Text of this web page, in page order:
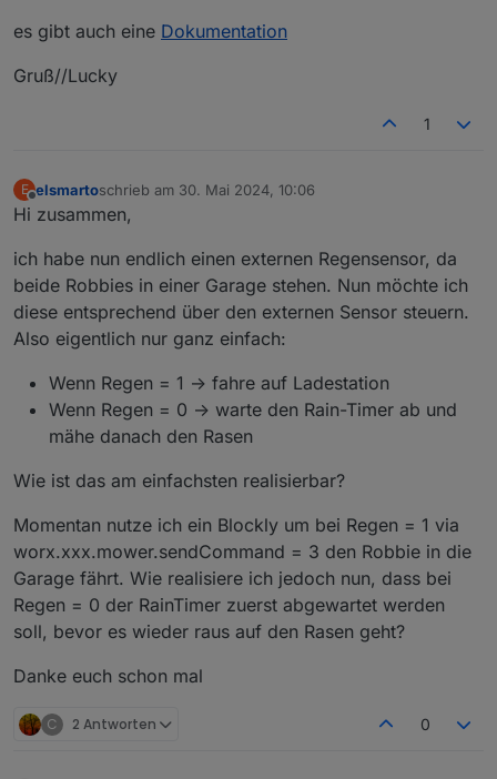
"write" : true,
"states"
"5": "Wi-Fi Lock",
"6"
"8": "Pause over border",
"9": "safe homing",
"100": "Pairing command" ,
"103": "Start driving"
}
}
}
es gibt auch eine Dokumentation
Gruß//Lucky
1
E elsmartoschrieb am 30. Mai 2024, 10:06
zuletzt editiert von
Hi zusammen,
ich habe nun endlich einen externen Regensensor, da
beide Robbies in einer Garage stehen. Nun möchte ich
diese entsprechend über den externen Sensor steuern.
Also eigentlich nur ganz einfach:
Wenn Regen = 1 -> fahre auf Ladestation
Wenn Regen = 0 -> warte den Rain-Timer ab und
mähe danach den Rasen
Wie ist das am einfachsten realisierbar?
Momentan nutze ich ein Blockly um bei Regen = 1 via
worx.xxx.mower.sendCommand = 3 den Robbie in die
Garage fährt. Wie realisiere ich jedoch nun, dass bei
Regen = 0 der RainTimer zuerst abgewartet werden
soll, bevor es wieder raus auf den Rasen geht?
Danke euch schon mal
C 2 Antworten 0